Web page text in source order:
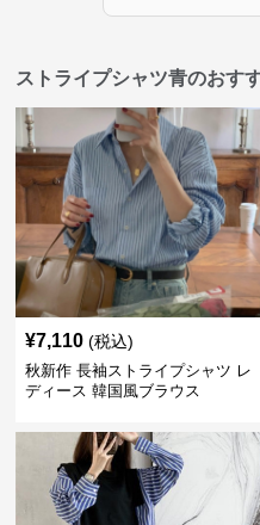
ストライプシャツ青のおす
¥7,110 (税込)
秋新作 長袖ストライプシャツ レ
ディース 韓国風ブラウス